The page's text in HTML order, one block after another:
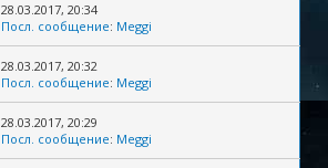
28.03.2017, 20:34
Посл. сообщение: Meggi
28.03.2017, 20:32
Посл. сообщение: Meggi
28.03.2017, 20:29
Посл. сообщение: Meggi